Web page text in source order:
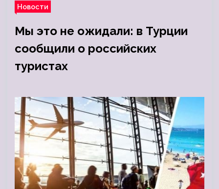
Новости
Мы это не ожидали: в Турции
сообщили о российских
туристах